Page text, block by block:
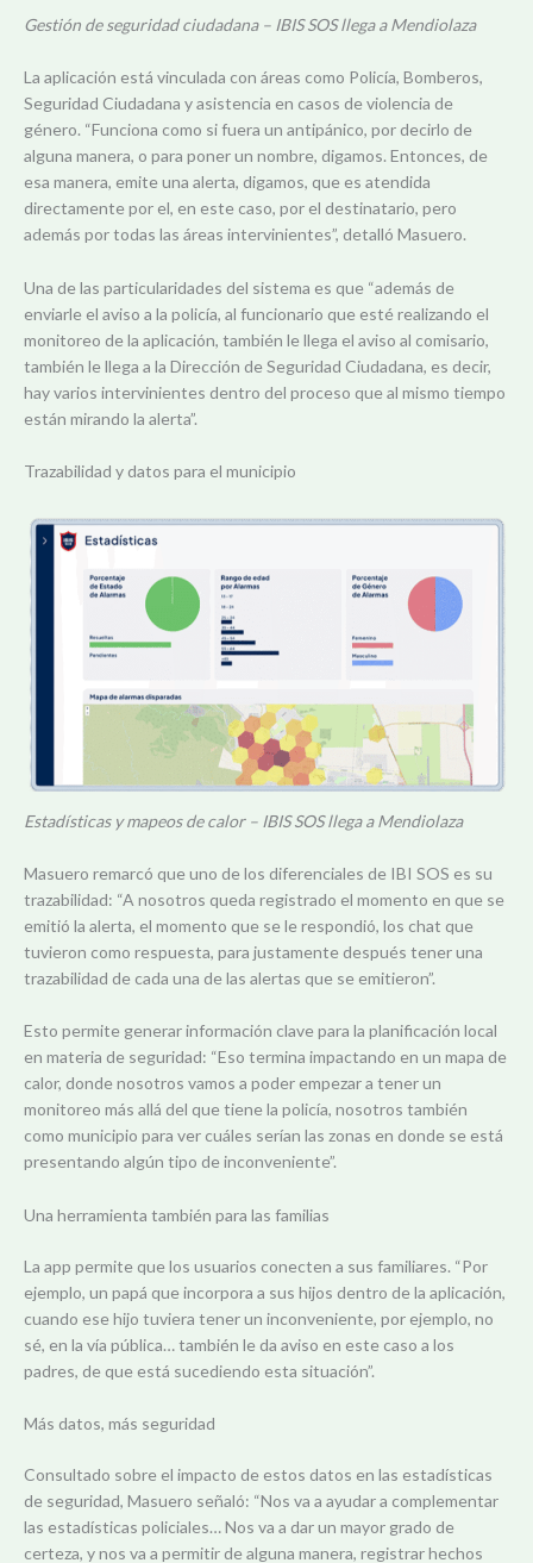
Gestión de seguridad ciudadana – IBIS SOS llega a Mendiolaza
La aplicación está vinculada con áreas como Policía, Bomberos,
Seguridad Ciudadana y asistencia en casos de violencia de
género. “Funciona como si fuera un antipánico, por decirlo de
alguna manera, o para poner un nombre, digamos. Entonces, de
esa manera, emite una alerta, digamos, que es atendida
directamente por el, en este caso, por el destinatario, pero
además por todas las áreas intervinientes”, detalló Masuero.
Una de las particularidades del sistema es que “además de
enviarle el aviso a la policía, al funcionario que esté realizando el
monitoreo de la aplicación, también le llega el aviso al comisario,
también le llega a la Dirección de Seguridad Ciudadana, es decir,
hay varios intervinientes dentro del proceso que al mismo tiempo
están mirando la alerta”.
Trazabilidad y datos para el municipio
Estadísticas y mapeos de calor – IBIS SOS llega a Mendiolaza
Masuero remarcó que uno de los diferenciales de IBI SOS es su
trazabilidad: “A nosotros queda registrado el momento en que se
emitió la alerta, el momento que se le respondió, los chat que
tuvieron como respuesta, para justamente después tener una
trazabilidad de cada una de las alertas que se emitieron”.
Esto permite generar información clave para la planificación local
en materia de seguridad: “Eso termina impactando en un mapa de
calor, donde nosotros vamos a poder empezar a tener un
monitoreo más allá del que tiene la policía, nosotros también
como municipio para ver cuáles serían las zonas en donde se está
presentando algún tipo de inconveniente”.
Una herramienta también para las familias
La app permite que los usuarios conecten a sus familiares. “Por
ejemplo, un papá que incorpora a sus hijos dentro de la aplicación,
cuando ese hijo tuviera tener un inconveniente, por ejemplo, no
sé, en la vía pública… también le da aviso en este caso a los
padres, de que está sucediendo esta situación”.
Más datos, más seguridad
Consultado sobre el impacto de estos datos en las estadísticas
de seguridad, Masuero señaló: “Nos va a ayudar a complementar
las estadísticas policiales… Nos va a dar un mayor grado de
certeza, y nos va a permitir de alguna manera, registrar hechos